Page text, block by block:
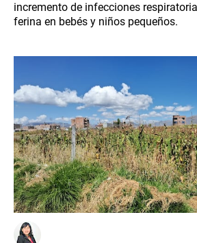
incremento de infecciones
ferina en bebés y niños pequeños.